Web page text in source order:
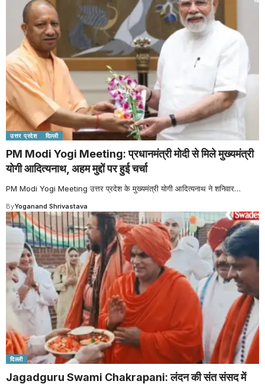
उत्तर प्रदेश दिल्ली
PM Modi Yogi Meeting: प्रधानमंत्री मोदी से मिले मुख्यमंत्री
योगी आदित्यनाथ, अहम मुद्दों पर हुई चर्चा
PM Modi Yogi Meeting उत्तर प्रदेश के मुख्यमंत्री योगी आदित्यनाथ ने शनिवार…
ByYoganand Shrivastava
दिल्ली
Jagadguru Swami Chakrapani: लंदन की संत संसद में